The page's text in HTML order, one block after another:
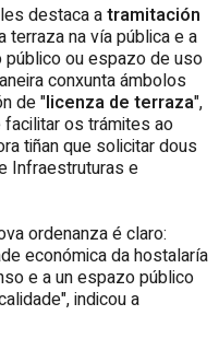
destaca atramitación
terraza na vía pública e a
público ou espazo de uso
conxunta ámbolos
de "licenza de terraza",
facilitar os trámites ao
tiñan que solicitar dous
Infraestruturas e
ordenanza é claro:
económica da hostalaría
e a un espazo público
indicou a